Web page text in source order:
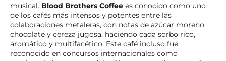
musical. Blood Brothers Coffee es conocido como uno
de los cafés más intensos y potentes entre las
colaboraciones metaleras, con notas de azúcar moreno,
chocolate y cereza jugosa, haciendo cada sorbo rico,
aromático y multifacético. Este café incluso fue
reconocido en concursos internacionales como